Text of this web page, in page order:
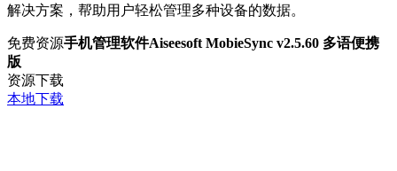
解决方案，帮助用户轻松管理多种设备的数据。
免费资源手机管理软件Aiseesoft MobieSync v2.5.60 多语便携
版
资源下载
本地下载